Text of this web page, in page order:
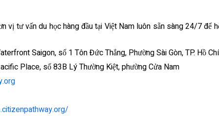
vị tư vấn du học hàng đầu tại Việt Nam luôn sẵn sàng 24/7 để
Saigon, số 1 Tôn Đức Thắng, Phường Sài Gòn, TP. Hồ
Place, số 83B Lý Thường Kiệt, phường Cửa Nam